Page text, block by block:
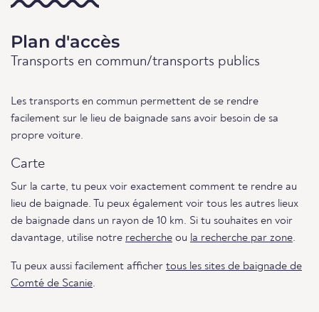
Plan d'accès
Transports en commun/transports publics
Les transports en commun permettent de se rendre
facilement sur le lieu de baignade sans avoir besoin de sa
propre voiture.
Carte
Sur la carte, tu peux voir exactement comment te rendre au
lieu de baignade. Tu peux également voir tous les autres lieux
de baignade dans un rayon de 10 km. Si tu souhaites en voir
davantage, utilise notre recherche ou la recherche par zone.
Tu peux aussi facilement afficher tous les sites de baignade de
Comté de Scanie.